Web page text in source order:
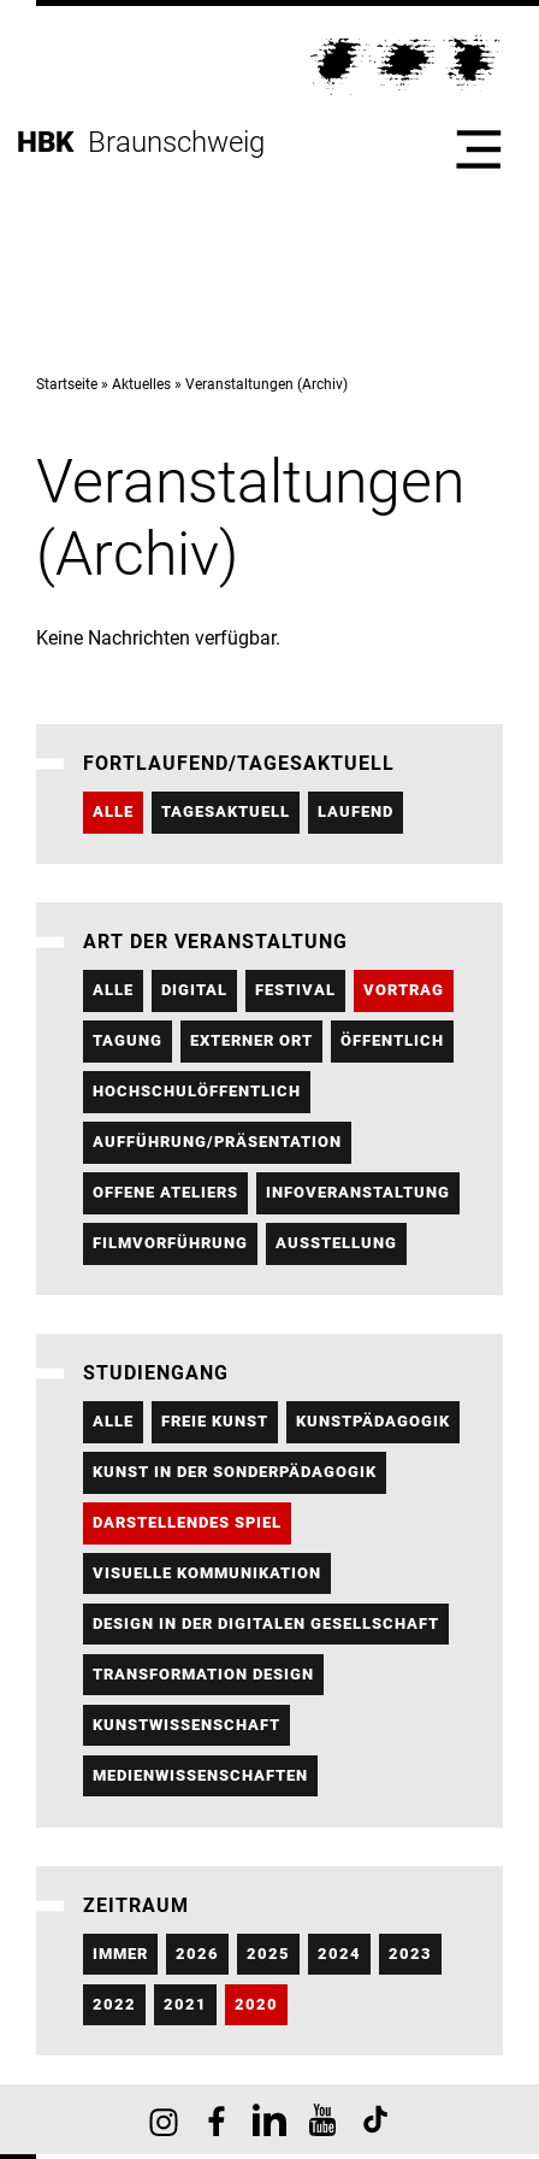
Inhalt
zur
Direkt
HBK Braunschweig
Hochschule
Studium
Institute
Forschung
Aktuelles
Startseite Aktuelles Veranstaltungen (Archiv)
Veranstaltungen
(Archiv)
Keine Nachrichten verfügbar.
FORTLAUFEND/TAGESAKTUELL
ALLE TAGESAKTUELL LAUFEND
ART DER VERANSTALTUNG
ALLE DIGITAL FESTIVAL VORTRAG
TAGUNG EXTERNER ORT ÖFFENTLICH
HOCHSCHULÖFFENTLICH
AUFFÜHRUNG/PRÄSENTATION
OFFENE ATELIERS INFOVERANSTALTUNG
FILMVORFÜHRUNG AUSSTELLUNG
STUDIENGANG
ALLE FREIE KUNST KUNSTPÄDAGOGIK
KUNST IN DER SONDERPÄDAGOGIK
DARSTELLENDES SPIEL
VISUELLE KOMMUNIKATION
DESIGN IN DER DIGITALEN GESELLSCHAFT
TRANSFORMATION DESIGN
KUNSTWISSENSCHAFT
MEDIENWISSENSCHAFTEN
ZEITRAUM
IMMER 2026 2025 2024 2023
2022 2021 2020